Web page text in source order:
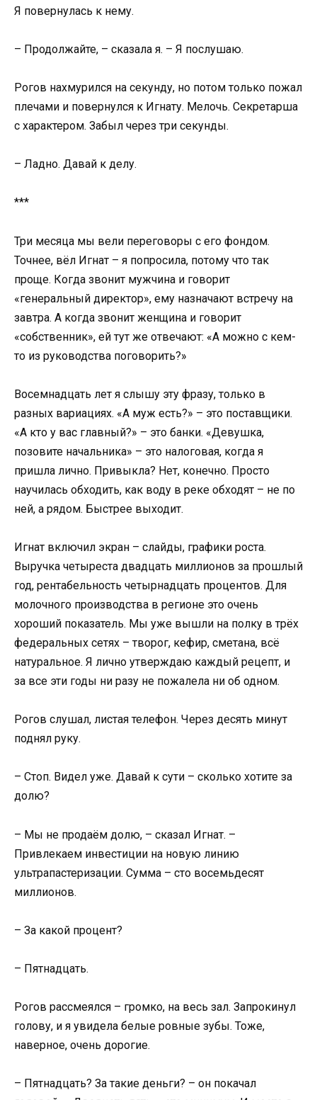
Я повернулась к нему.
– Продолжайте, – сказала я. – Я послушаю.
Рогов нахмурился на секунду, но потом только пожал
плечами и повернулся к Игнату. Мелочь. Секретарша
с характером. Забыл через три секунды.
– Ладно. Давай к делу.
***
Три месяца мы вели переговоры с его фондом.
Точнее, вёл Игнат – я попросила, потому что так
проще. Когда звонит мужчина и говорит
«генеральный директор», ему назначают встречу на
завтра. А когда звонит женщина и говорит
«собственник», ей тут же отвечают: «А можно с кем-
то из руководства поговорить?»
Восемнадцать лет я слышу эту фразу, только в
разных вариациях. «А муж есть?» – это поставщики.
«А кто у вас главный?» – это банки. «Девушка,
позовите начальника» – это налоговая, когда я
пришла лично. Привыкла? Нет, конечно. Просто
научилась обходить, как воду в реке обходят – не по
ней, а рядом. Быстрее выходит.
Игнат включил экран – слайды, графики роста.
Выручка четыреста двадцать миллионов за прошлый
год, рентабельность четырнадцать процентов. Для
молочного производства в регионе это очень
хороший показатель. Мы уже вышли на полку в трёх
федеральных сетях – творог, кефир, сметана, всё
натуральное. Я лично утверждаю каждый рецепт, и
за все эти годы ни разу не пожалела ни об одном.
Рогов слушал, листая телефон. Через десять минут
поднял руку.
– Стоп. Видел уже. Давай к сути – сколько хотите за
долю?
– Мы не продаём долю, – сказал Игнат. –
Привлекаем инвестиции на новую линию
ультрапастеризации. Сумма – сто восемьдесят
миллионов.
– За какой процент?
– Пятнадцать.
Рогов рассмеялся – громко, на весь зал. Запрокинул
голову, и я увидела белые ровные зубы. Тоже,
наверное, очень дорогие.
– Пятнадцать? За такие деньги? – он покачал